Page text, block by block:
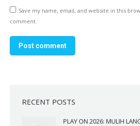
Save my name, email, and website in this
comment.
Post comment
RECENT POSTS
PLAY ON 2026: MULIH